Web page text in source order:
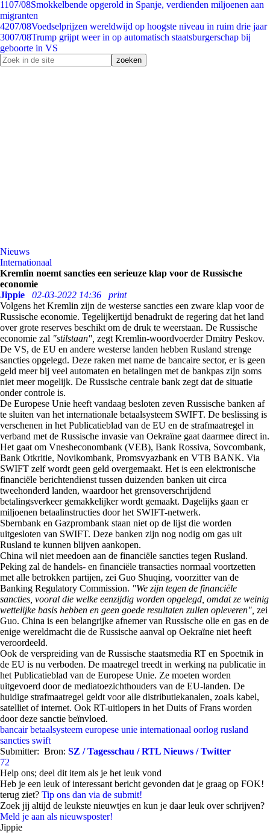
1107/08Smokkelbende opgerold in Spanje, verdienden miljoenen aan
migranten
4207/08Voedselprijzen wereldwijd op hoogste niveau in ruim drie jaar
3007/08Trump grijpt weer in op automatisch staatsburgerschap bij
geboorte in VS
Nieuws
Internationaal
Kremlin noemt sancties een serieuze klap voor de Russische
economie
Jippie
02-03-2022 14:36
print
Volgens het Kremlin zijn de westerse sancties een zware klap voor de
Russische economie. Tegelijkertijd benadrukt de regering dat het land
over grote reserves beschikt om de druk te weerstaan. De Russische
economie zal "stilstaan", zegt Kremlin-woordvoerder Dmitry Peskov.
De VS, de EU en andere westerse landen hebben Rusland strenge
sancties opgelegd. Deze raken met name de bancaire sector, er is geen
geld meer bij veel automaten en betalingen met de bankpas zijn soms
niet meer mogelijk. De Russische centrale bank zegt dat de situatie
onder controle is.
De Europese Unie heeft vandaag besloten zeven Russische banken af
te sluiten van het internationale betaalsysteem SWIFT. De beslissing is
verschenen in het Publicatieblad van de EU en de strafmaatregel in
verband met de Russische invasie van Oekraïne gaat daarmee direct in.
Het gaat om Vnesheconombank (VEB), Bank Rossiva, Sovcombank,
Bank Otkritie, Novikombank, Promsvyazbank en VTB BANK. Via
SWIFT zelf wordt geen geld overgemaakt. Het is een elektronische
financiële berichtendienst tussen duizenden banken uit circa
tweehonderd landen, waardoor het grensoverschrijdend
betalingsverkeer gemakkelijker wordt gemaakt. Dagelijks gaan er
miljoenen betaalinstructies door het SWIFT-netwerk.
Sbernbank en Gazprombank staan niet op de lijst die worden
uitgesloten van SWIFT. Deze banken zijn nog nodig om gas uit
Rusland te kunnen blijven aankopen.
China wil niet meedoen aan de financiële sancties tegen Rusland.
Peking zal de handels- en financiële transacties normaal voortzetten
met alle betrokken partijen, zei Guo Shuqing, voorzitter van de
Banking Regulatory Commission. "We zijn tegen de financiële
sancties, vooral die welke eenzijdig worden opgelegd, omdat ze weinig
wettelijke basis hebben en geen goede resultaten zullen opleveren", zei
Guo. China is een belangrijke afnemer van Russische olie en gas en de
enige wereldmacht die de Russische aanval op Oekraïne niet heeft
veroordeeld.
Ook de verspreiding van de Russische staatsmedia RT en Spoetnik in
de EU is nu verboden. De maatregel treedt in werking na publicatie in
het Publicatieblad van de Europese Unie. Ze moeten worden
uitgevoerd door de mediatoezichthouders van de EU-landen. De
huidige strafmaatregel geldt voor alle distributiekanalen, zoals kabel,
satelliet of internet. Ook RT-uitlopers in het Duits of Frans worden
door deze sanctie beïnvloed.
bancair betaalsysteem europese unie internationaal oorlog rusland
sancties swift
Submitter: Bron: SZ / Tagesschau / RTL Nieuws / Twitter
72
Help ons; deel dit item als je het leuk vond
Heb je een leuk of interessant bericht gevonden dat je graag op FOK!
terug ziet? Tip ons dan via de submit!
Zoek jij altijd de leukste nieuwtjes en kun je daar leuk over schrijven?
Meld je aan als nieuwsposter!
Jippie